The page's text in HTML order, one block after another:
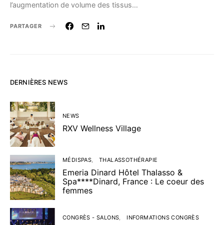
l’augmentation de volume des tissus…
PARTAGER
DERNIÈRES NEWS
NEWS
RXV Wellness Village
MÉDISPAS THALASSOTHÉRAPIE
Emeria Dinard Hôtel Thalasso &
Spa****Dinard, France : Le coeur des
femmes
CONGRÈS - SALONS INFORMATIONS CONGRÈS